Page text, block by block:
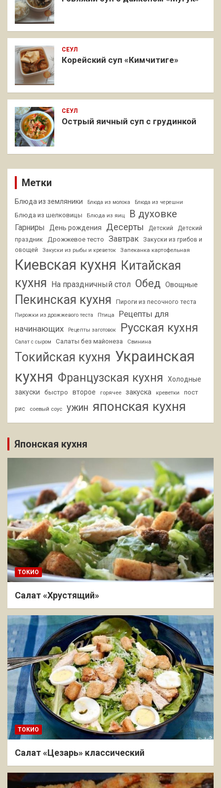
СЕУЛ
Корейский суп «Кимчитиге»
СЕУЛ
Острый яичный суп с грудинкой
Метки
Блюда из земляники Блюда из молока Блюда из черешни
Блюда из шелковицы Блюда из яиц В духовке
Гарниры День рождения Десерты Детский
Детский
праздник
Дрожжевое тесто Завтрак
Закуски из грибов и
овощей
Закуски из рыбы и креветок Запеканка картофельная
Киевская кухня Китайская
кухня
На праздничный стол Обед Овощные
Пекинская кухня Пироги из песочного теста
Пирожки из дрожжевого теста Птица
Рецепты для
начинающих
Рецепты заготовок Русская кухня
Салат с сыром Салаты без майонеза Свинина
Токийская кухня Украинская
кухня Французская кухня
Холодные
закуски
быстро второе горячее закуска креветки пост
рис соевый соус ужин японская кухня
Японская кухня
ТОКИО
Салат «Хрустящий»
ТОКИО
Салат «Цезарь» классический